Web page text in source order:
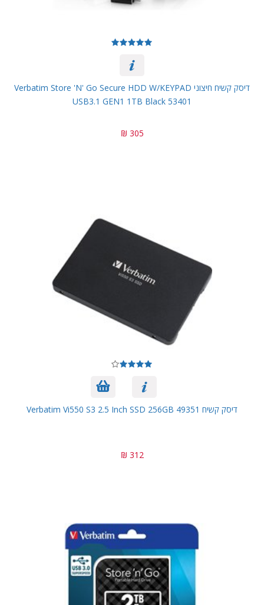
דיסק קשיח חיצוני Verbatim Store 'n' Go Secure HDD W/KEYPAD
USB3.1 GEN1 1TB Black 53401
305 ₪
דיסק קשיח Verbatim Vi550 S3 2.5 Inch SSD 256GB 49351
312 ₪